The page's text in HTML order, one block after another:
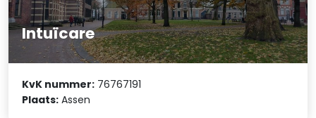
Intuïcare
KvK nummer: 76767191
Plaats: Assen